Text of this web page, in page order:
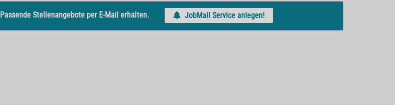
Passende Stellenangebote per E-Mail erhalten. JobMail Service anlegen!